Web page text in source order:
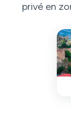
privé en